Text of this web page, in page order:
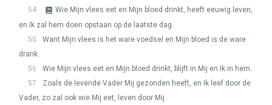
54
Wie Mijn vlees eet en Mijn bloed drinkt, heeft eeuwig leven,
en Ik zal hem doen opstaan op de laatste dag.
55
Want Mijn vlees is het ware voedsel en Mijn bloed is de ware
drank.
56
Wie Mijn vlees eet en Mijn bloed drinkt, blijft in Mij en Ik in hem.
57
Zoals de levende Vader Mij gezonden heeft, en Ik leef door de
Vader, zo zal ook wie Mij eet, leven door Mij.